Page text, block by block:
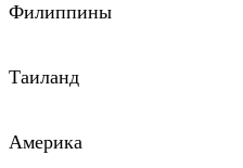
Филиппины
Таиланд
Америка